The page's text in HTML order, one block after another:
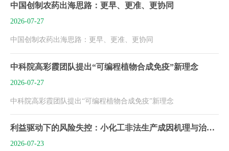
中国创制农药出海思路：更早、更准、更协同
2026-07-27
中国创制农药出海思路：更早、更准、更协同
中科院高彩霞团队提出“可编程植物合成免疫”新理念
2026-07-27
中科院高彩霞团队提出“可编程植物合成免疫”新理念
利益驱动下的风险失控：小化工非法生产成因机理与治理探讨
2026-07-23